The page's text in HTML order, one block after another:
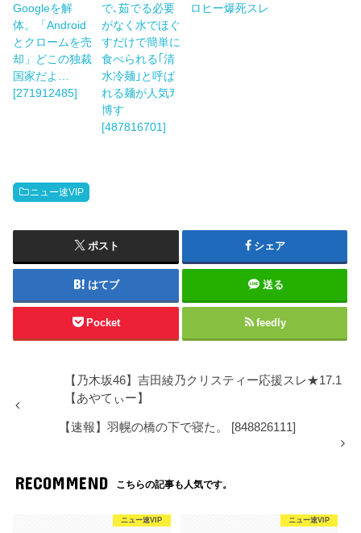
Googleを解
体。「Android
とクロームを売
却」どこの独裁
国家だよ…
[271912485]
で､茹でる必要
がなく水でほぐ
すだけで簡単に
食べられる｢清
水冷麺｣と呼ば
れる麺が人気ｦ
博す
[487816701]
ロヒー爆死スレ
ニュー速VIP
ポスト シェア
はてブ 送る
Pocket feedly
【乃木坂46】吉田綾乃クリスティー応援スレ★17.1
【あやてぃー】
【速報】羽幌の橋の下で寝た。 [848826111]
RECOMMEND こちらの記事も人気です。
ニュー速VIP ニュー速VIP